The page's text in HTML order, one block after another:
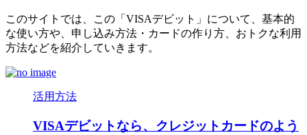
このサイトでは、この「VISAデビット」について、基本的
な使い方や、申し込み方法・カードの作り方、おトクな利用
方法などを紹介していきます。
活用方法
VISAデビットなら、クレジットカードのよう